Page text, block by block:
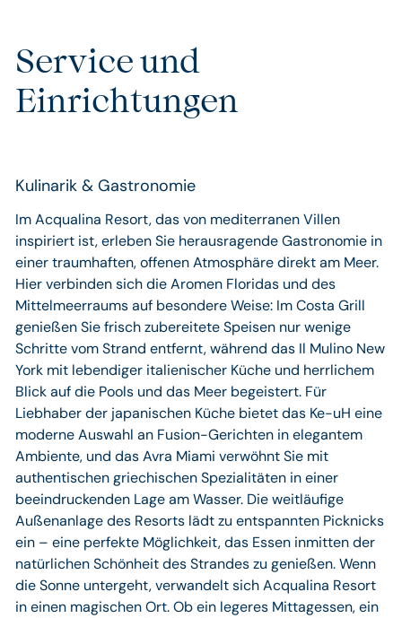
Service und
Einrichtungen
Kulinarik & Gastronomie
Im Acqualina Resort, das von mediterranen Villen
inspiriert ist, erleben Sie herausragende Gastronomie in
einer traumhaften, offenen Atmosphäre direkt am Meer.
Hier verbinden sich die Aromen Floridas und des
Mittelmeerraums auf besondere Weise: Im Costa Grill
genießen Sie frisch zubereitete Speisen nur wenige
Schritte vom Strand entfernt, während das Il Mulino New
York mit lebendiger italienischer Küche und herrlichem
Blick auf die Pools und das Meer begeistert. Für
Liebhaber der japanischen Küche bietet das Ke-uH eine
moderne Auswahl an Fusion-Gerichten in elegantem
Ambiente, und das Avra Miami verwöhnt Sie mit
authentischen griechischen Spezialitäten in einer
beeindruckenden Lage am Wasser. Die weitläufige
Außenanlage des Resorts lädt zu entspannten Picknicks
ein – eine perfekte Möglichkeit, das Essen inmitten der
natürlichen Schönheit des Strandes zu genießen. Wenn
die Sonne untergeht, verwandelt sich Acqualina Resort
in einen magischen Ort. Ob ein legeres Mittagessen, ein